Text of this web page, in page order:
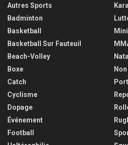
Autres Sports
Badminton
Basketball
Basketball Sur Fauteuil
Beach-Volley
Boxe
Catch
Cyclisme
Dopage
Événement
Football